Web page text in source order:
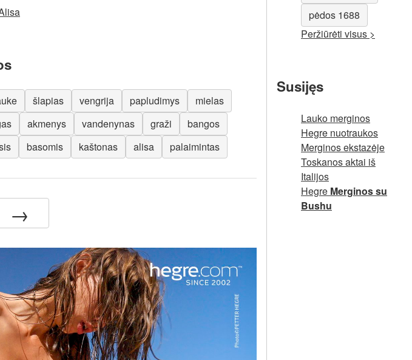
šlapias vengrija papludimys
mielas
akmenys vandenynas graži
bangos
basomis kaštonas alisa palaimintas
→
pėdos 1688
Peržiūrėti visus >
Susijęs
Lauko merginos
Hegre nuotraukos
Merginos ekstazėje
Toskanos aktai iš
Italijos
Hegre Merginos su
Bushu